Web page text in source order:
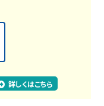
詳しくはこちら